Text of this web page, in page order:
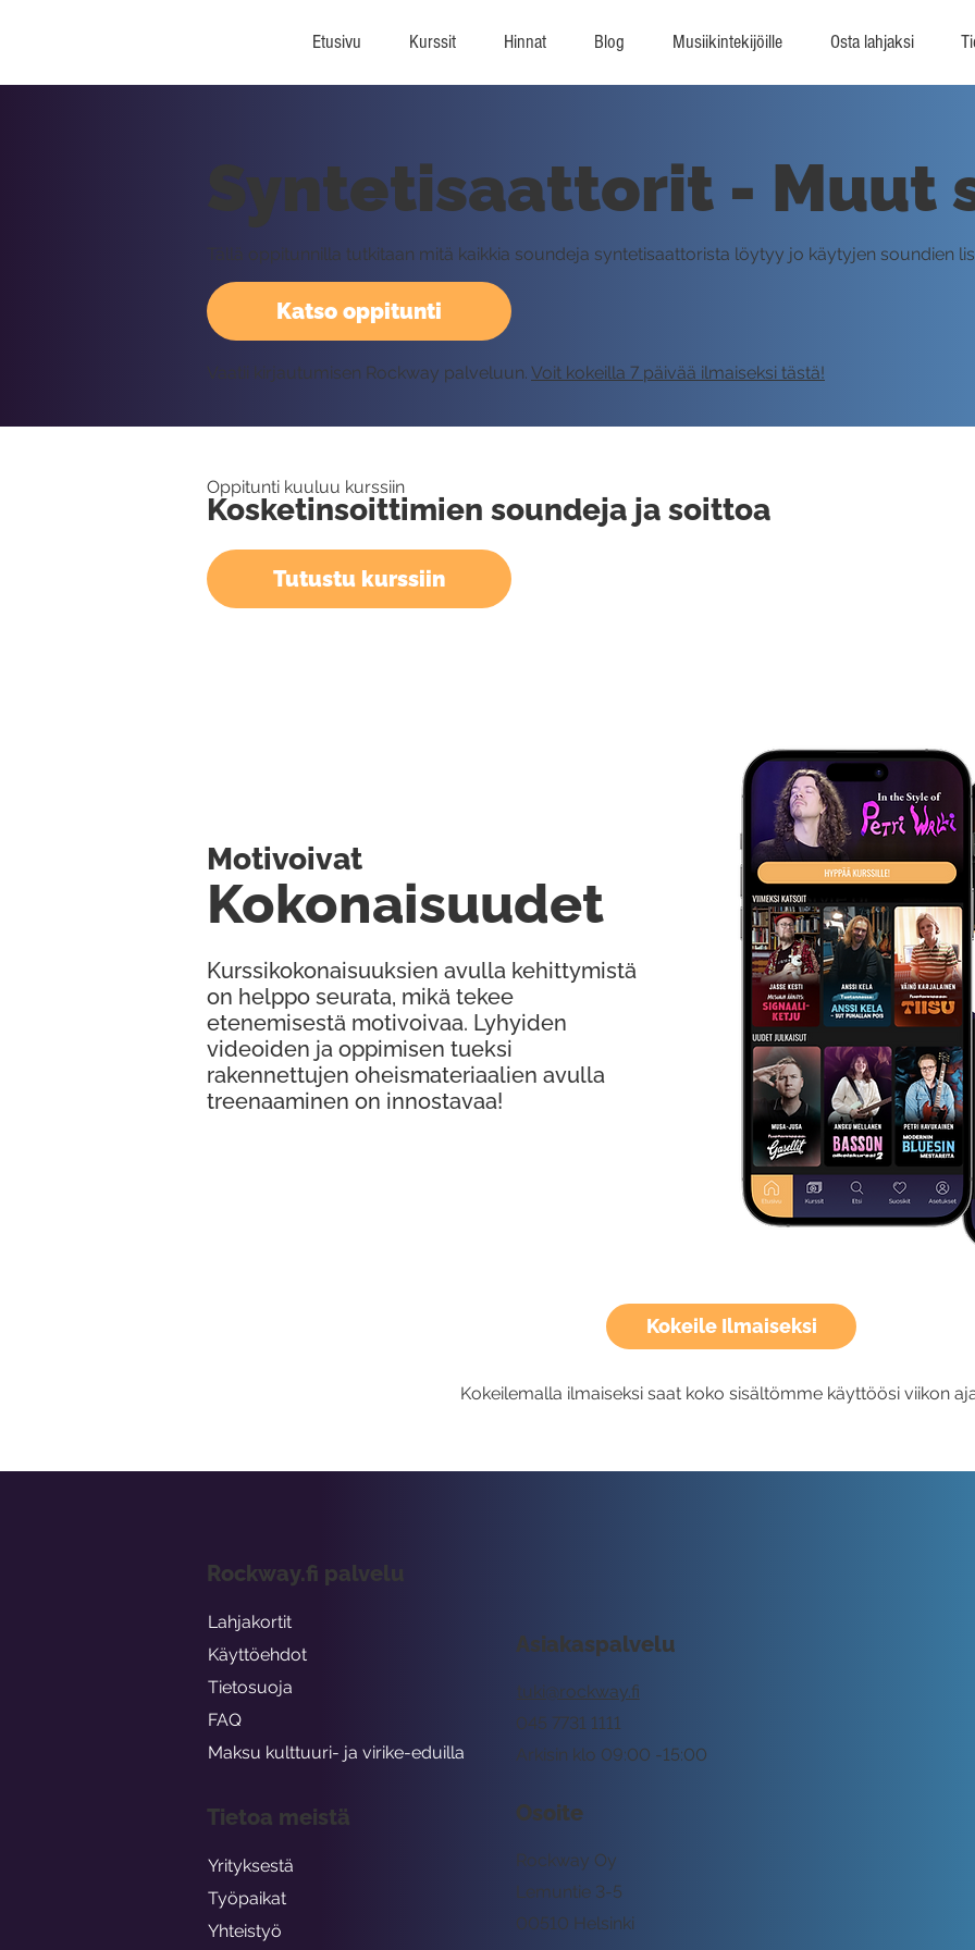
Etusivu Kurssit Hinnat Blog Musiikintekijöille Osta lahjaksi
Kokeile Ilmaiseksi
Kokeilemalla ilmaiseksi saat koko sisältömme käyttöösi viikon
Katso oppitunti
Syntetisaattorit - Muut
Tällä oppitunnilla tutkitaan mitä kaikkia soundeja syntetisaattorista löytyy jo käytyjen soundien
Vaatii kirjautumisen Rockway palveluun. Voit kokeilla 7 päivää ilmaiseksi tästä!
Oppitunti kuuluu kurssiin
Kosketinsoittimien soundeja ja soittoa
Tutustu kurssiin
Kurssikokonaisuuksien avulla kehittymistä
on helppo seurata, mikä tekee
etenemisestä motivoivaa. Lyhyiden
videoiden ja oppimisen tueksi
rakennettujen oheismateriaalien avulla
treenaaminen on innostavaa!
Kokonaisuudet
Motivoivat
Asiakaspalvelu
tuki@rockway.fi
Arkisin klo 09:00 -15:00
045 7731 1111
Osoite
Rockway Oy
Lemuntie 3-5
00510 Helsinki
Rockway.fi palvelu
Lahjakortit
Käyttöehdot
Tietosuoja
FAQ
Maksu kulttuuri- ja virike-eduilla
Tietoa meistä
Yrityksestä
Työpaikat
Yhteistyö